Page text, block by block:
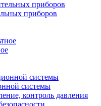
приборов
системы
контроль давления